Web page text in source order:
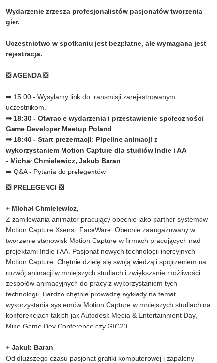
Wydarzenie zrzesza profesjonalistów pasjonatów tworzenia
gier.
Uczestnictwo w spotkaniu jest bezpłatne, ale wymagana jest
rejestracja.
❎ AGENDA ❎
➡ 15:00 - Wysyłamy link do transmisji zarejestrowanym
uczestnikom.
➡ 18:30 - Otwracie wydarzenia i przestawienie społeczności
Game Developer Meetup Poland
➡ 18:40 - Start prezentacji: Pipeline animacji z
wykorzystaniem Motion Capture dla studiów Indie i AA
- Michał Chmielewicz, Jakub Baran
➡ Q&A - Pytania do prelegentów
❎ PRELEGENCI ❎
+ Michał Chmielewicz,
Z zamiłowania animator pracujący obecnie jako partner systemów
Motion Capture Xsens i FaceWare. Obecnie zaangażowany w
tworzenie stanowisk Motion Capture w firmach pracujących nad
projektami Indie i AA. Pasjonat nowych technologii inercyjnych
Motion Capture. Chętnie dzielę się swoją wiedzą i spojrzeniem na
rozwój animacji w mniejszych studiach i zwiększanie możliwości
zespołów animacyjnych do pracy z wykorzystaniem tych
technologii. Bardzo chętnie prowadzę wykłady na temat
wykorzystania systemów Motion Capture w mniejszych studiach na
konferencjach takich jak Autodesk Media & Entertainment Day,
Mine Game Dev Conference czy GIC20
+ Jakub Baran
Od dłuższego czasu pasjonat grafiki komputerowej i zapalony